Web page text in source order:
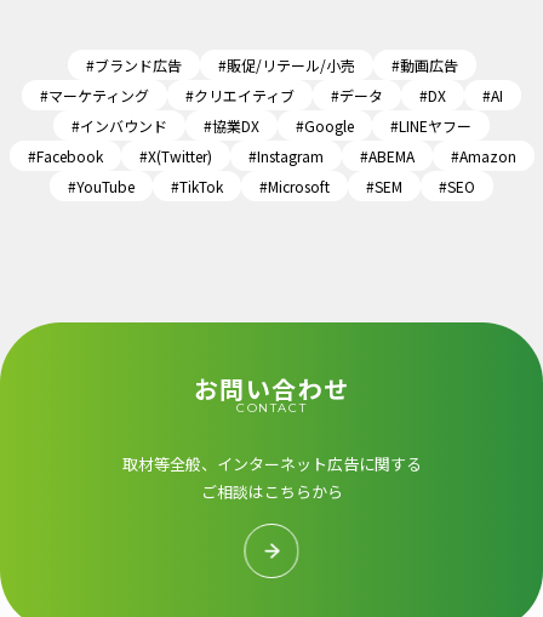
#ブランド広告 #販促/リテール/小売
#動画広告
#マーケティング
#クリエイティブ #データ #DX
#AI
#インバウンド
#協業DX #Google
#LINEヤフー
#Facebook
#X(Twitter) #Instagram #ABEMA
#Amazon
#YouTube
#TikTok #Microsoft #SEM #SEO
お問い合わせ
CONTACT
取材等全般、インターネット広告に関する
ご相談はこちらから